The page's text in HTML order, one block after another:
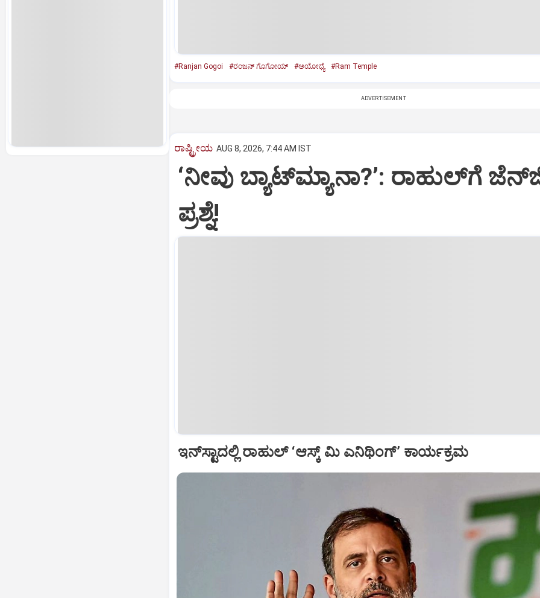
#Ranjan Gogoi #ರಂಜನ್‌ ಗೊಗೋಯ್‌ #ಅಯೋಧ್ಯೆ #Ram Temple
ADVERTISEMENT
ರಾಷ್ಟ್ರೀಯ AUG 8, 2026, 7:44 AM IST
‘ನೀವು ಬ್ಯಾಟ್‌ಮ್ಯಾನಾ?’: ರಾಹುಲ್‌ಗೆ
ಪ್ರಶ್ನೆ!
ಇನ್‌ಸ್ಟಾದಲ್ಲಿ ರಾಹುಲ್ ‘ಆಸ್ಕ್‌ ಮಿ ಎನಿಥಿಂಗ್‌’ ಕಾರ್ಯಕ್ರಮ